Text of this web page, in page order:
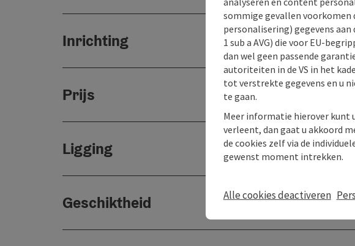
Inrichting
Prijs
Ligging
Geschiktheid
sommige gevallen voorkomen
personalisering) gegevens aan
1 sub a AVG) die voor EU-
dan wel geen passende
autoriteiten in de VS in het
tot verstrekte gegevens en u
te gaan.
Meer informatie hierover kunt
verleent, dan gaat u akkoord
de cookies zelf via de
gewenst moment intrekken.
Alle cookies deactiveren